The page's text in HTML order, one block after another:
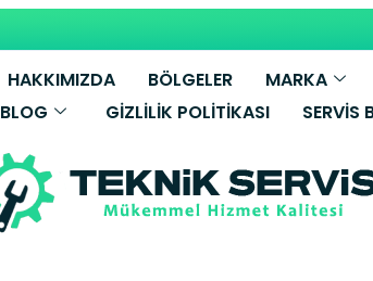
HAKKIMIZDA BÖLGELER MARKA
BLOG
GIZLILIK POLITIKASI SERVIS